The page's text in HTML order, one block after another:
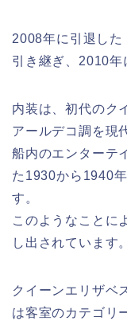
2008年に引退した
引き継ぎ、2010年
内装は、初代のク
アールデコ調を現
船内のエンターテ
た1930から1940
す。
このようなことに
し出されています。
クイーンエリザベ
は客室のカテゴリ